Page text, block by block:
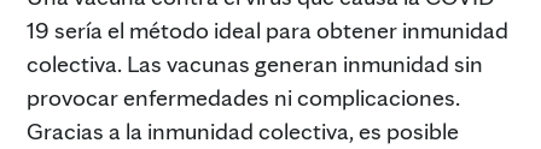
19 sería el método ideal para obtener inmunidad
colectiva. Las vacunas generan inmunidad sin
provocar enfermedades ni complicaciones.
Gracias a la inmunidad colectiva, es posible